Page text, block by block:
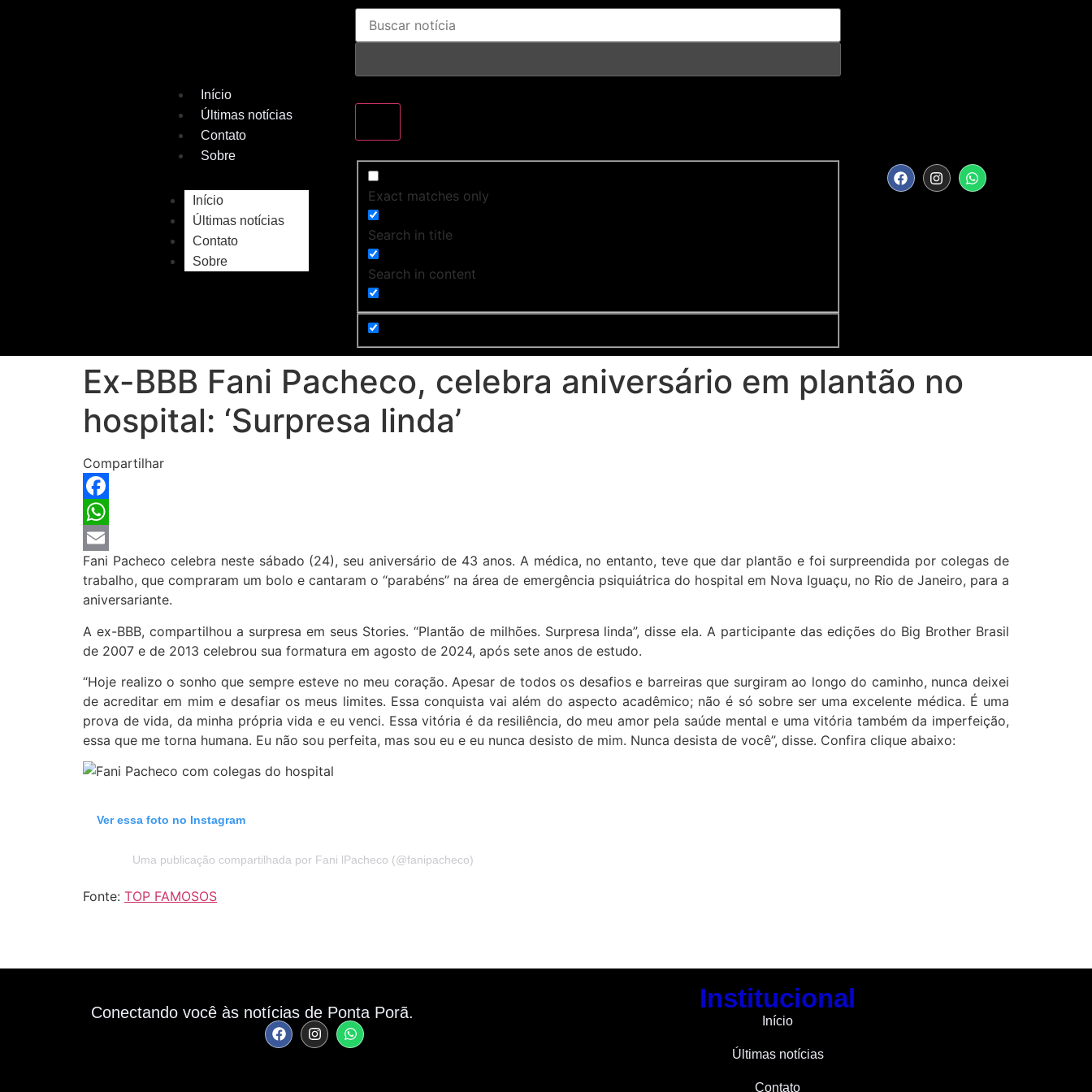
Início
Últimas notícias
Contato
Sobre
Início
Últimas notícias
Contato
Sobre
Exact matches only
Search in title
Search in content
Ex-BBB Fani Pacheco, celebra aniversário em plantão no
hospital: ‘Surpresa linda’
Compartilhar
Facebook
WhatsApp
Email
Fani Pacheco celebra neste sábado (24), seu aniversário de 43 anos. A médica, no entanto, teve que dar plantão e foi surpreendida por colegas de
trabalho, que compraram um bolo e cantaram o “parabéns” na área de emergência psiquiátrica do hospital em Nova Iguaçu, no Rio de Janeiro, para a
aniversariante.
A ex-BBB, compartilhou a surpresa em seus Stories. “Plantão de milhões. Surpresa linda”, disse ela. A participante das edições do Big Brother Brasil
de 2007 e de 2013 celebrou sua formatura em agosto de 2024, após sete anos de estudo.
“Hoje realizo o sonho que sempre esteve no meu coração. Apesar de todos os desafios e barreiras que surgiram ao longo do caminho, nunca deixei
de acreditar em mim e desafiar os meus limites. Essa conquista vai além do aspecto acadêmico; não é só sobre ser uma excelente médica. É uma
prova de vida, da minha própria vida e eu venci. Essa vitória é da resiliência, do meu amor pela saúde mental e uma vitória também da imperfeição,
essa que me torna humana. Eu não sou perfeita, mas sou eu e eu nunca desisto de mim. Nunca desista de você”, disse. Confira clique abaixo:
Ver essa foto no Instagram
Uma publicação compartilhada por Fani lPacheco (@fanipacheco)
Fonte: TOP FAMOSOS
Conectando você às notícias de Ponta Porã. Institucional
Início
Últimas notícias
Contato